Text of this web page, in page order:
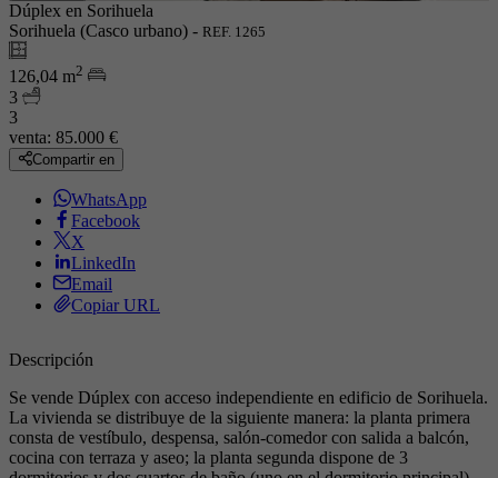
Dúplex en Sorihuela
Sorihuela (Casco urbano) - REF. 1265
126,04 m2
3
3
venta: 85.000 €
Compartir en
WhatsApp
Facebook
X
LinkedIn
Email
Copiar URL
Descripción
Se vende Dúplex con acceso independiente en edificio de Sorihuela.
La vivienda se distribuye de la siguiente manera: la planta primera
consta de vestíbulo, despensa, salón-comedor con salida a balcón,
cocina con terraza y aseo; la planta segunda dispone de 3